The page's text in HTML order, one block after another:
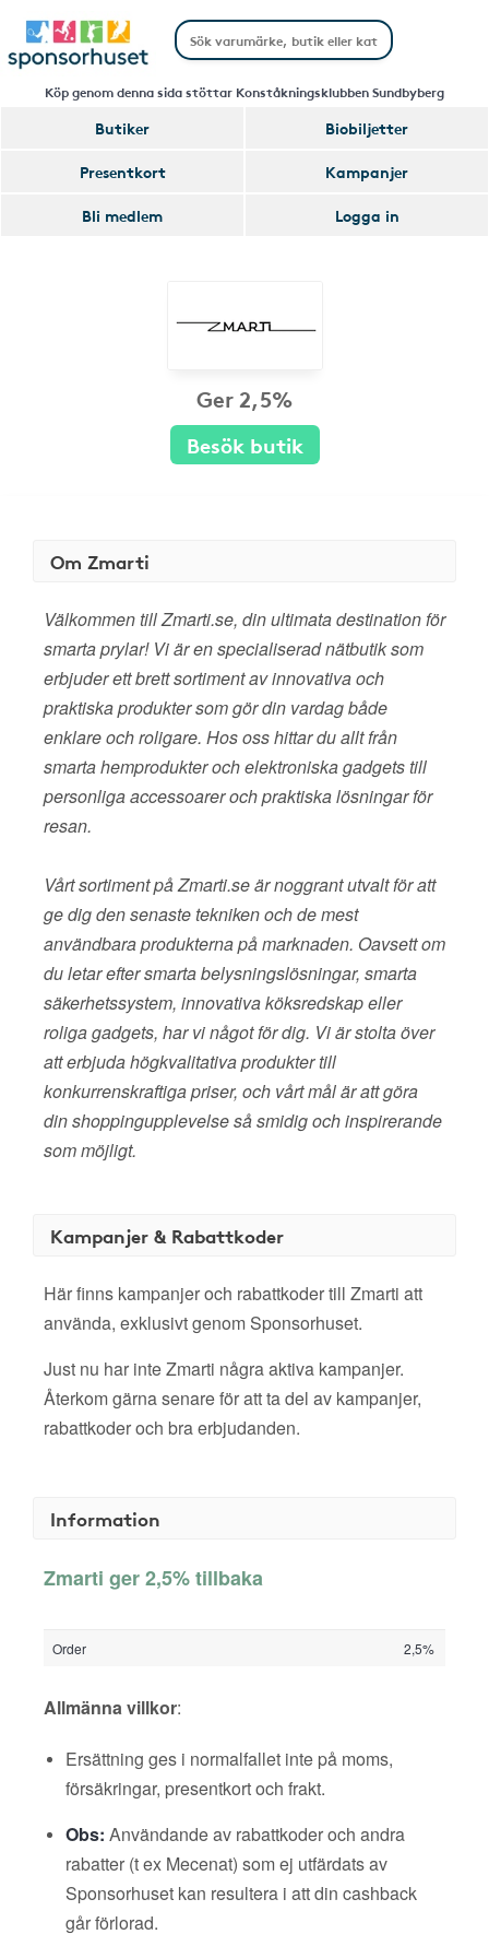
Köp genom denna sida stöttar Konståkningsklubben Sundbyberg
Butiker
Biobiljetter
Presentkort
Kampanjer
Bli medlem
Logga in
Ger 2,5%
Besök butik
Om Zmarti
Välkommen till Zmarti.se, din ultimata destination för
smarta prylar! Vi är en specialiserad nätbutik som
erbjuder ett brett sortiment av innovativa och
praktiska produkter som gör din vardag både
enklare och roligare. Hos oss hittar du allt från
smarta hemprodukter och elektroniska gadgets till
personliga accessoarer och praktiska lösningar för
resan.
Vårt sortiment på Zmarti.se är noggrant utvalt för att
ge dig den senaste tekniken och de mest
användbara produkterna på marknaden. Oavsett om
du letar efter smarta belysningslösningar, smarta
säkerhetssystem, innovativa köksredskap eller
roliga gadgets, har vi något för dig. Vi är stolta över
att erbjuda högkvalitativa produkter till
konkurrenskraftiga priser, och vårt mål är att göra
din shoppingupplevelse så smidig och inspirerande
som möjligt.
Kampanjer & Rabattkoder
Här finns kampanjer och rabattkoder till Zmarti att
använda, exklusivt genom Sponsorhuset.
Just nu har inte Zmarti några aktiva kampanjer.
Återkom gärna senare för att ta del av kampanjer,
rabattkoder och bra erbjudanden.
Information
Zmarti ger 2,5% tillbaka
Order 2,5%
Allmänna villkor:
Ersättning ges i normalfallet inte på moms,
försäkringar, presentkort och frakt.
Obs: Användande av rabattkoder och andra
rabatter (t ex Mecenat) som ej utfärdats av
Sponsorhuset kan resultera i att din cashback
går förlorad.